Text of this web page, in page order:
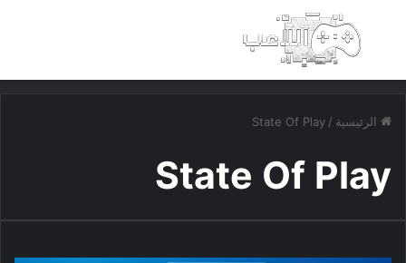
بحث عن
الرئيسية /
State Of Play
State Of Play